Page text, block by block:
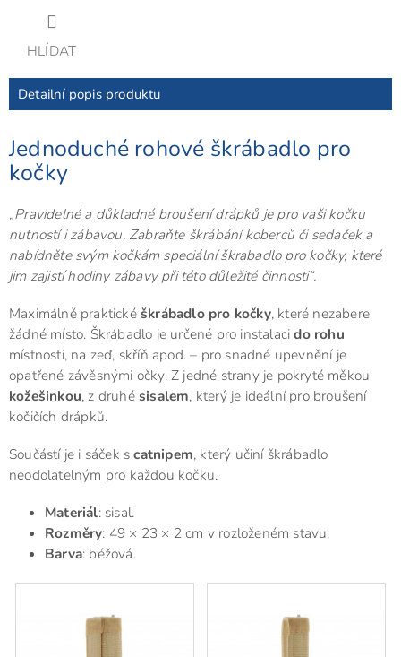
HLÍDAT
Detailní popis produktu
Jednoduché rohové škrábadlo pro
kočky
„Pravidelné a důkladné broušení drápků je pro vaši kočku
nutností i zábavou. Zabraňte škrábání koberců či sedaček a
nabídněte svým kočkám speciální škrabadlo pro kočky, které
jim zajistí hodiny zábavy při této důležité činnosti“.
Maximálně praktickéškrábadlo pro kočky, které nezabere
žádné místo. Škrábadlo je určené pro instalacido rohu
místnosti, na zeď, skříň apod. – pro snadné upevnění je
opatřené závěsnými očky. Z jedné strany je pokryté měkou
kožešinkou, z druhésisalem, který je ideální pro broušení
kočičích drápků.
Součástí je i sáček scatnipem, který učiní škrábadlo
neodolatelným pro každou kočku.
Materiál: sisal.
Rozměry: 49 × 23 × 2 cm v rozloženém stavu.
Barva: béžová.